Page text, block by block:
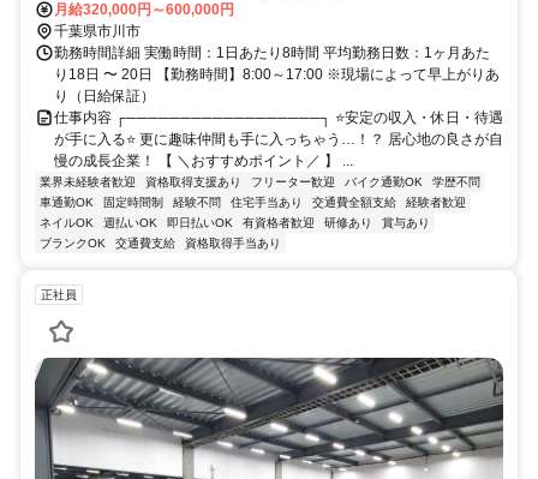
月給320,000円～600,000円
千葉県市川市
勤務時間詳細 実働時間：1日あたり8時間 平均勤務日数：1ヶ月あた
り18日 〜 20日 【勤務時間】8:00～17:00 ※現場によって早上がりあ
り（日給保証）
仕事内容 ┌──────────────────┐ ⭐安定の収入・休日・待遇
が手に入る⭐ 更に趣味仲間も手に入っちゃう…！？ 居心地の良さが自
慢の成長企業！ 【 ＼おすすめポイント／ 】 ...
業界未経験者歓迎 資格取得支援あり フリーター歓迎 バイク通勤OK
学歴不問
車通勤OK
固定時間制 経験不問 住宅手当あり 交通費全額支給
経験者歓迎
ネイルOK
週払いOK 即日払いOK 有資格者歓迎 研修あり
賞与あり
ブランクOK
交通費支給 資格取得手当あり
正社員